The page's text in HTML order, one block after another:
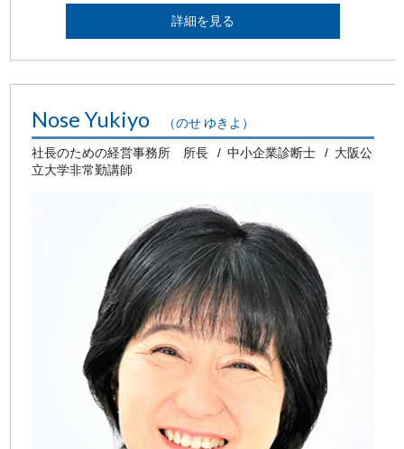
詳細を見る
Nose Yukiyo （のせ ゆきよ）
社長のための経営事務所 所長 中小企業診断士
大阪公
立大学非常勤講師